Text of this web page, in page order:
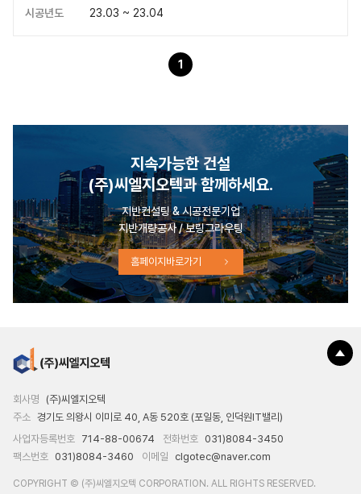
시공년도
23.03 ~ 23.04
1
지속가능한 건설
(주)씨엘지오텍과 함께하세요.
지반컨설팅 & 시공전문기업
지반개량공사 / 보링그라우팅
홈페이지바로가기
회사명
(주)씨엘지오텍
주소 경기도 의왕시 이미로 40, A동 520호 (포일동, 인덕원IT밸리)
사업자등록번호
714-88-00674 전화번호
031)8084-3450
팩스번호
031)8084-3460 이메일 clgotec@naver.com
COPYRIGHT © (주)씨엘지오텍 CORPORATION. ALL RIGHTS RESERVED.